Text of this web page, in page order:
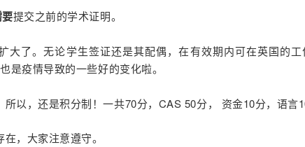
提交之前的学术证明。
大了。无论学生签证还是其配偶，在有效期内可在英国的
是疫情导致的一些好的变化啦。
所以，还是积分制！一共70分，CAS 50分， 资金10分，语言
，大家注意遵守。